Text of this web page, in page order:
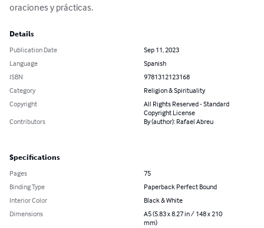
oraciones y prácticas.
Details
Publication Date
Sep 11, 2023
Language
Spanish
ISBN
9781312123168
Category
Religion & Spirituality
Copyright
All Rights Reserved - Standard
Copyright License
Contributors
By (author): Rafael Abreu
Specifications
Pages
75
Binding Type
Paperback Perfect Bound
Interior Color
Black & White
Dimensions
A5 (5.83 x 8.27 in / 148 x 210
mm)